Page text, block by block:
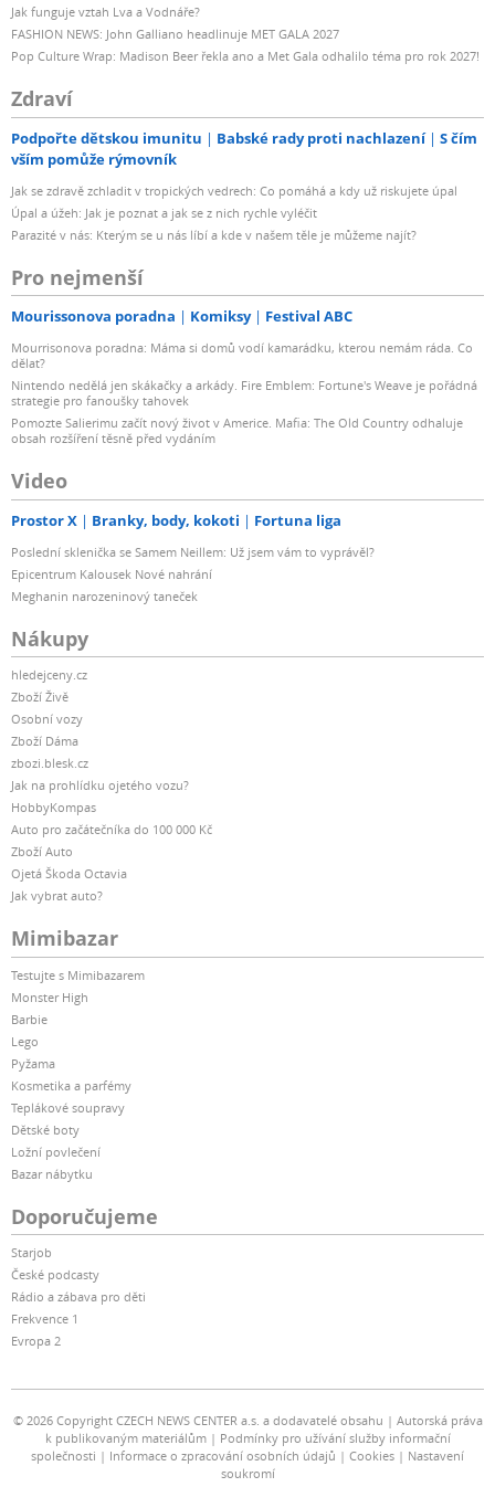
Jak funguje vztah Lva a Vodnáře?
FASHION NEWS: John Galliano headlinuje MET GALA 2027
Pop Culture Wrap: Madison Beer řekla ano a Met Gala odhalilo téma pro rok 2027!
Zdraví
Podpořte dětskou imunitu Babské rady proti nachlazení
S čím
vším pomůže rýmovník
Jak se zdravě zchladit v tropických vedrech: Co pomáhá a kdy už riskujete úpal
Úpal a úžeh: Jak je poznat a jak se z nich rychle vyléčit
Parazité v nás: Kterým se u nás líbí a kde v našem těle je můžeme najít?
Pro nejmenší
Mourissonova poradna Komiksy Festival ABC
Mourrisonova poradna: Máma si domů vodí kamarádku, kterou nemám ráda. Co
dělat?
Nintendo nedělá jen skákačky a arkády. Fire Emblem: Fortune's Weave je pořádná
strategie pro fanoušky tahovek
Pomozte Salierimu začít nový život v Americe. Mafia: The Old Country odhaluje
obsah rozšíření těsně před vydáním
Video
Prostor X Branky, body, kokoti Fortuna liga
Poslední sklenička se Samem Neillem: Už jsem vám to vyprávěl?
Epicentrum Kalousek Nové nahrání
Meghanin narozeninový taneček
Nákupy
hledejceny.cz
Zboží Živě
Osobní vozy
Zboží Dáma
zbozi.blesk.cz
Jak na prohlídku ojetého vozu?
HobbyKompas
Auto pro začátečníka do 100 000 Kč
Zboží Auto
Ojetá Škoda Octavia
Jak vybrat auto?
Mimibazar
Testujte s Mimibazarem
Monster High
Barbie
Lego
Pyžama
Kosmetika a parfémy
Teplákové soupravy
Dětské boty
Ložní povlečení
Bazar nábytku
Doporučujeme
Starjob
České podcasty
Rádio a zábava pro děti
Frekvence 1
Evropa 2
© 2026 Copyright CZECH NEWS CENTER a.s. a dodavatelé obsahu
Autorská práva
k publikovaným materiálům
Podmínky pro užívání služby informační
společnosti
Informace o zpracování osobních údajů Cookies
Nastavení
soukromí